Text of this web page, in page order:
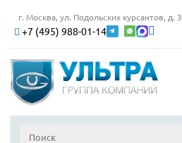
г. Москва, ул. Подольских курсантов, д. 3
+7 (495) 988-01-14